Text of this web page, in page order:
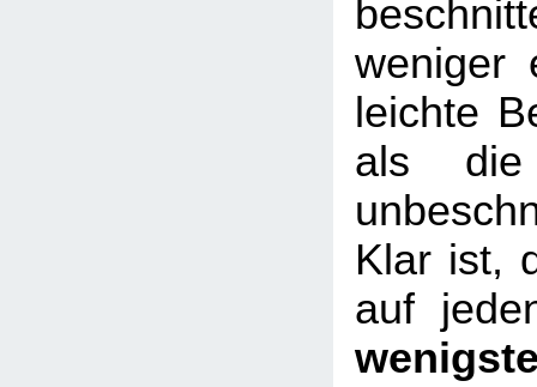
weniger
leichte
als
Klar ist,
auf